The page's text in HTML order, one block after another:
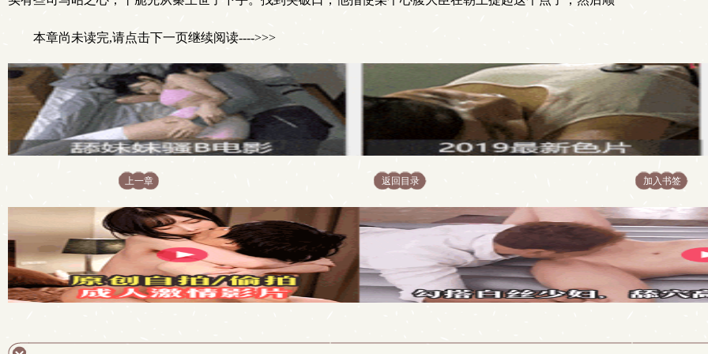
本章尚未读完,请点击下一页继续阅读---->>>
上一章 返回目录 加入书签